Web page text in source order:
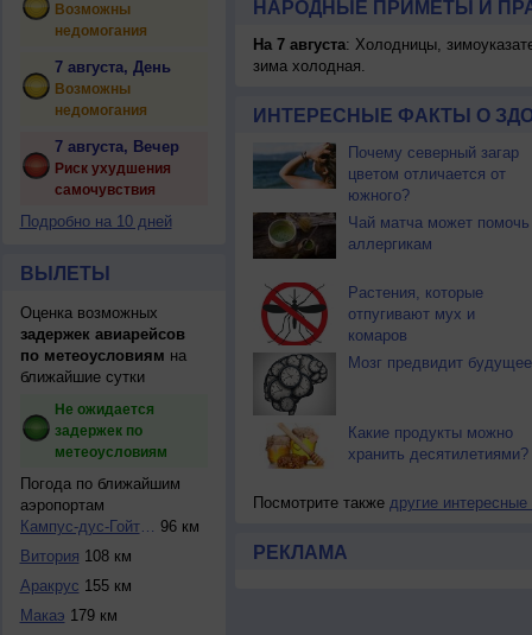
Возможны
недомогания
7 августа, День
Возможны
недомогания
7 августа, Вечер
Риск ухудшения
самочувствия
Подробно на 10 дней
ВЫЛЕТЫ
Оценка возможных
задержек авиарейсов
по метеоусловиям на
ближайшие сутки
Не ожидается
задержек по
метеоусловиям
Погода по ближайшим
аэропортам
Кампус-дус-Гойтак... 96 км
Витория 108 км
Аракрус 155 км
Макаэ 179 км
НАРОДНЫЕ ПРИМЕТЫ И
На 7 августа: Холодницы,
зима холодная.
ИНТЕРЕСНЫЕ ФАКТЫ О
Почему северный загар
цветом отличается от
южного?
Чай матча может помочь
аллергикам
Растения, которые
отпугивают мух и
комаров
Мозг предвидит будущее
Какие продукты можно
хранить десятилетиями?
Посмотрите также другие интересные
РЕКЛАМА